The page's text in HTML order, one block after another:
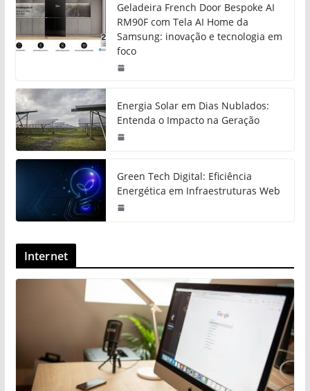
Geladeira French Door Bespoke AI
RM90F com Tela AI Home da
Samsung: inovação e tecnologia em
foco
Energia Solar em Dias Nublados:
Entenda o Impacto na Geração
Green Tech Digital: Eficiência
Energética em Infraestruturas Web
Internet